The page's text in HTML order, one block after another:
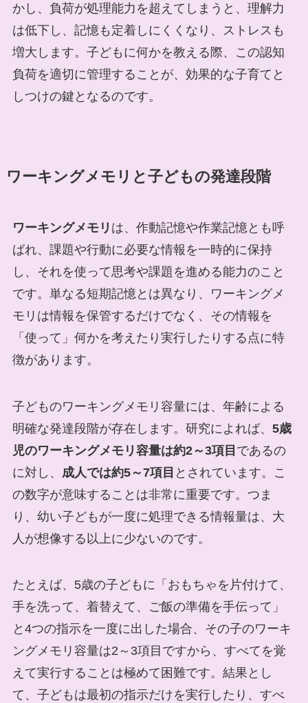
かし、負荷が処理能力を超えてしまうと、理解力
は低下し、記憶も定着しにくくなり、ストレスも
増大します。子どもに何かを教える際、この認知
負荷を適切に管理することが、効果的な子育てと
しつけの鍵となるのです。
ワーキングメモリと子どもの発達段階
ワーキングメモリ は、作動記憶や作業記憶とも呼
ばれ、課題や行動に必要な情報を一時的に保持
し、それを使って思考や課題を進める能力のこと
です。単なる短期記憶とは異なり、ワーキングメ
モリは情報を保管するだけでなく、その情報を
「使って」何かを考えたり実行したりする点に特
徴があります。
子どものワーキングメモリ容量には、年齢による
明確な発達段階が存在します。研究によれば、 5歳
児のワーキングメモリ容量は約2～3項目 であるの
に対し、 成人では約5～7項目 とされています。こ
の数字が意味することは非常に重要です。つま
り、幼い子どもが一度に処理できる情報量は、大
人が想像する以上に少ないのです。
たとえば、5歳の子どもに「おもちゃを片付けて、
手を洗って、着替えて、ご飯の準備を手伝って」
と4つの指示を一度に出した場合、その子のワーキ
ングメモリ容量は2～3項目ですから、すべてを覚
えて実行することは極めて困難です。結果とし
て、子どもは最初の指示だけを実行したり、すべ